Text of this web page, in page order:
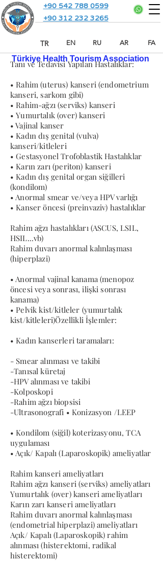
+90 542 788 0599
Türkiye Health Tourism Association
TR EN RU AR FA
+90 312 232 3265
Tanı ve Tedavisi Yapılan Hastalıklar:
• Rahim (uterus) kanseri (endometrium
kanseri, sarkom gibi)
• Rahim-ağzı (serviks) kanseri
• Yumurtalık (over) kanseri
• Vajinal kanser
• Kadın dış genital (vulva)
kanseri/kitleleri
• Gestasyonel Trofoblastik Hastalıklar
• Karın zarı (periton) kanseri
• Kadın dış genital organ siğilleri
(kondilom)
• Anormal smear ve/veya HPV varlığı
• Kanser öncesi (preinvaziv) hastalıklar
Rahim ağzı hastalıkları (ASCUS, LSIL,
HSIL...vb)
Rahim duvarı anormal kalınlaşması
(hiperplazi)
• Anormal vajinal kanama (menopoz
öncesi veya sonrası, ilişki sonrası
kanama)
• Pelvik kist/kitleler (yumurtalık
kist/kitleleri)Özellikli İşlemler:
• Kadın kanserleri taramaları:
- Smear alınması ve takibi
-Tanısal küretaj
-HPV alınması ve takibi
-Kolposkopi
-Rahim ağzı biopsisi
-Ultrasonografi • Konizasyon /LEEP
• Kondilom (siğil) koterizasyonu, TCA
uygulaması
• Açık/ Kapalı (Laparoskopik) ameliyatlar
Rahim kanseri ameliyatları
Rahim ağzı kanseri (serviks) ameliyatları
Yumurtalık (over) kanseri ameliyatları
Karın zarı kanseri ameliyatları
Rahim duvarı anormal kalınlaşması
(endometrial hiperplazi) ameliyatları
Açık/ Kapalı (Laparoskopik) rahim
alınması (histerektomi, radikal
histerektomi)